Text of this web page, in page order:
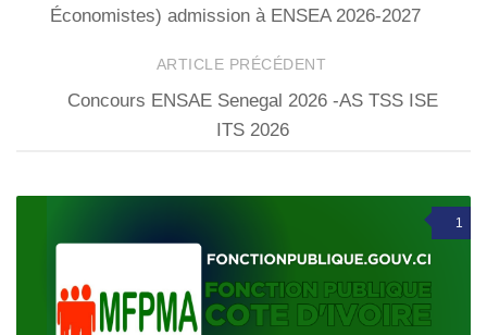
Économistes) admission à ENSEA 2026-2027
ARTICLE PRÉCÉDENT
Concours ENSAE Senegal 2026 -AS TSS ISE
ITS 2026
1